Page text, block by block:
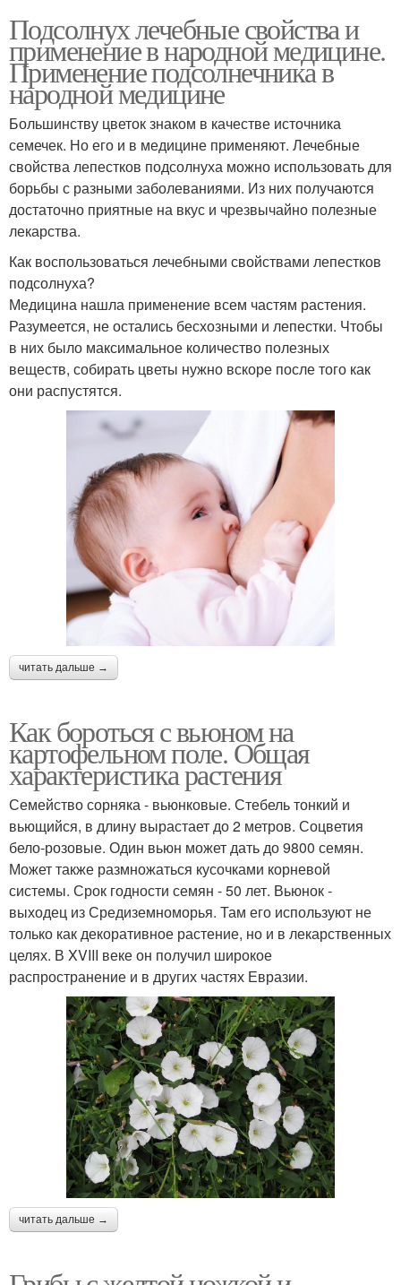
Подсолнух лечебные свойства и
применение в народной медицине.
Применение подсолнечника в
народной медицине
Большинству цветок знаком в качестве источника
семечек. Но его и в медицине применяют. Лечебные
свойства лепестков подсолнуха можно использовать для
борьбы с разными заболеваниями. Из них получаются
достаточно приятные на вкус и чрезвычайно полезные
лекарства.
Как воспользоваться лечебными свойствами лепестков
подсолнуха?
Медицина нашла применение всем частям растения.
Разумеется, не остались бесхозными и лепестки. Чтобы
в них было максимальное количество полезных
веществ, собирать цветы нужно вскоре после того как
они распустятся.
читать дальше →
Как бороться с вьюном на
картофельном поле. Общая
характеристика растения
Семейство сорняка - вьюнковые. Стебель тонкий и
вьющийся, в длину вырастает до 2 метров. Соцветия
бело-розовые. Один вьюн может дать до 9800 семян.
Может также размножаться кусочками корневой
системы. Срок годности семян - 50 лет. Вьюнок -
выходец из Средиземноморья. Там его используют не
только как декоративное растение, но и в лекарственных
целях. В XVIII веке он получил широкое
распространение и в других частях Евразии.
читать дальше →